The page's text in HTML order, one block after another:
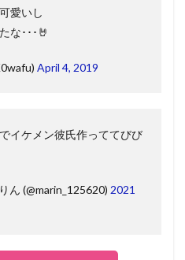
愛いし
な･･･🤘
April 4, 2019
イケメン彼氏作っててびび
ん (@marin_125620) 2021